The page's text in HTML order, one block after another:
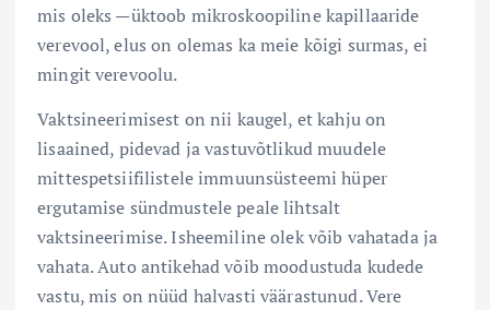
mis oleks —üktoob mikroskoopiline kapillaaride
verevool, elus on olemas ka meie kõigi surmas, ei
mingit verevoolu.
Vaktsineerimisest on nii kaugel, et kahju on
lisaained, pidevad ja vastuvõtlikud muudele
mittespetsiifilistele immuunsüsteemi hüper
ergutamise sündmustele peale lihtsalt
vaktsineerimise. Isheemiline olek võib vahatada ja
vahata. Auto antikehad võib moodustuda kudede
vastu, mis on nüüd halvasti väärastunud. Vere